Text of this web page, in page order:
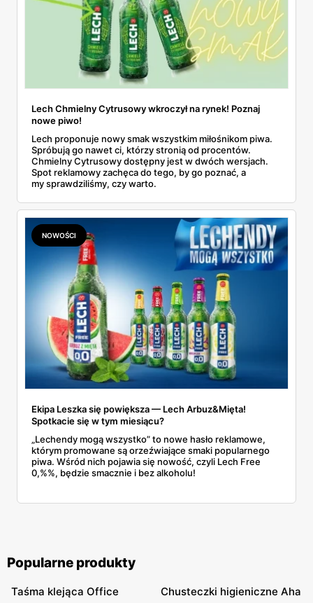
Lech Chmielny Cytrusowy wkroczył na rynek! Poznaj
nowe piwo!
Lech proponuje nowy smak wszystkim miłośnikom piwa.
Spróbują go nawet ci, którzy stronią od procentów.
Chmielny Cytrusowy dostępny jest w dwóch wersjach.
Spot reklamowy zachęca do tego, by go poznać, a
my sprawdziliśmy, czy warto.
NOWOŚCI
Ekipa Leszka się powiększa — Lech Arbuz&Mięta!
Spotkacie się w tym miesiącu?
„Lechendy mogą wszystko” to nowe hasło reklamowe,
którym promowane są orzeźwiające smaki popularnego
piwa. Wśród nich pojawia się nowość, czyli Lech Free
0,%%, będzie smacznie i bez alkoholu!
Popularne produkty
Taśma klejąca Office
Chusteczki higieniczne Aha